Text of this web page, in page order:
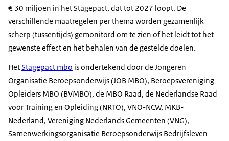
€ 30 miljoen in het Stagepact, dat tot 2027 loopt. De
verschillende maatregelen per thema worden gezamenlijk
scherp (tussentijds) gemonitord om te zien of het leidt tot het
gewenste effect en het behalen van de gestelde doelen.
Het Stagepact mbo is ondertekend door de Jongeren
Organisatie Beroepsonderwijs (JOB MBO), Beroepsvereniging
Opleiders MBO (BVMBO), de MBO Raad, de Nederlandse Raad
voor Training en Opleiding (NRTO), VNO-NCW, MKB-
Nederland, Vereniging Nederlands Gemeenten (VNG),
Samenwerkingsorganisatie Beroepsonderwijs Bedrijfsleven